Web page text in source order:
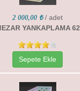
2 000,00 ₺ / adet
YANKAPLAMA 62
Sepete Ekle